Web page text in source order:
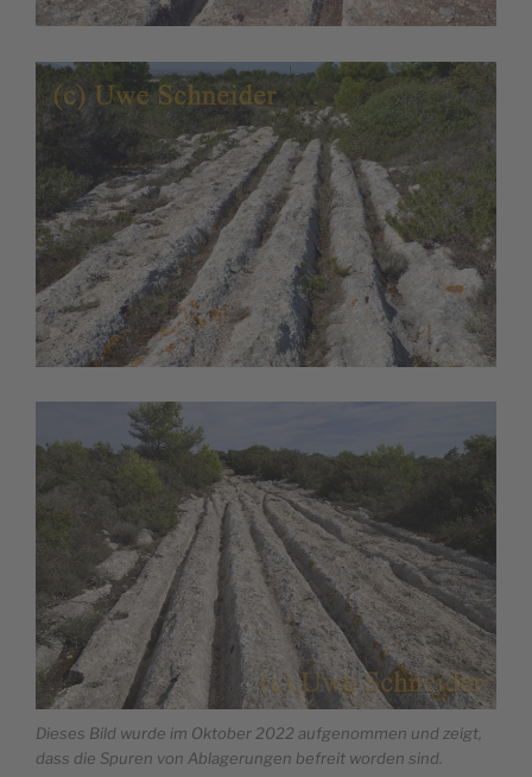
Dieses Bild wurde im Oktober 2022 aufgenommen und zeigt,
dass die Spuren von Ablagerungen befreit worden sind.